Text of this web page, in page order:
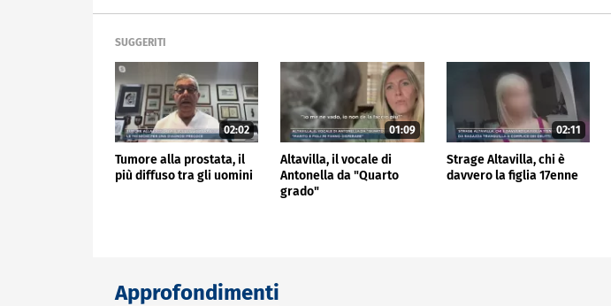
SUGGERITI
02:02
Tumore alla prostata, il
più diffuso tra gli uomini
01:09
Altavilla, il vocale di
Antonella da "Quarto
grado"
02:11
Strage Altavilla, chi è
davvero la figlia 17enne
Approfondimenti